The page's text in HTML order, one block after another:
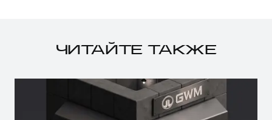
ЧИТАЙТЕ ТАКЖЕ